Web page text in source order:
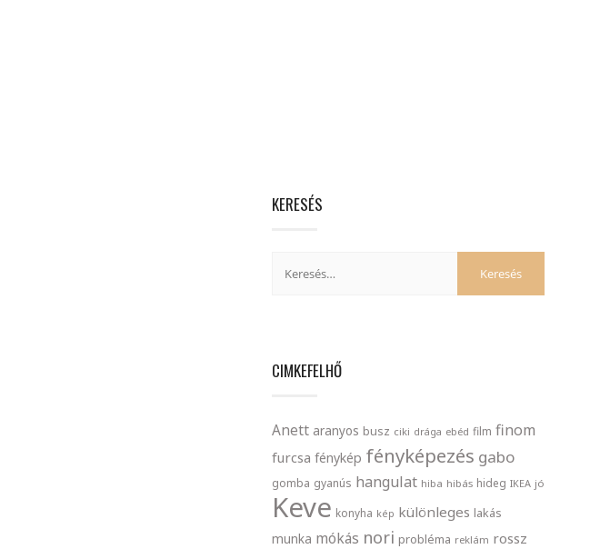
KERESÉS
CIMKEFELHŐ
Anett aranyos busz ciki drága ebéd film finom
furcsa fénykép fényképezés gabo
gomba gyanús hangulat hiba hibás hideg IKEA jó
Keve konyha kép különleges lakás
munka mókás nori probléma reklám rossz